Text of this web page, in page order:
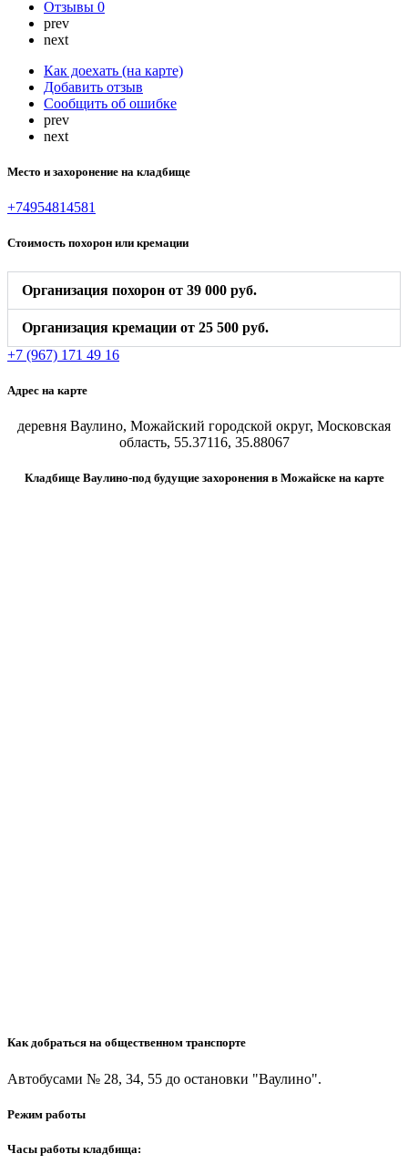
Отзывы 0
prev
next
Как доехать (на карте)
Добавить отзыв
Сообщить об ошибке
prev
next
Место и захоронение на кладбище
+74954814581
Стоимость похорон или кремации
Организация похорон от 39 000 руб.
Организация кремации от 25 500 руб.
+7 (967) 171 49 16
Адрес на карте
деревня Ваулино, Можайский городской округ, Московская
область, 55.37116, 35.88067
Кладбище Ваулино-под будущие захоронения в Можайске на карте
Как добраться на общественном транспорте
Автобусами № 28, 34, 55 до остановки "Ваулино".
Режим работы
Часы работы кладбища: